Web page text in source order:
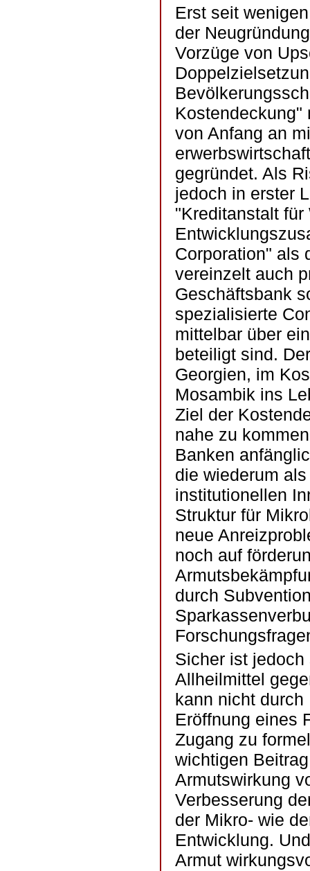
Erst seit
der
Vorzüge von
Kostendeckung"
von Anfang an
gegründet. Als
jedoch in erster
"Kreditanstalt
Corporation" als
vereinzelt auch
Geschäftsbank
spezialisierte
mittelbar über
beteiligt sind.
Georgien, im
Mosambik ins
Ziel der
nahe zu
Banken
die wiederum
institutionellen
Struktur für
neue
noch auf
durch
Sicher ist
Allheilmittel
kann nicht
Eröffnung eines
Zugang zu
wichtigen
Armutswirkung
Verbesserung
der Mikro- wie
Entwicklung.
Armut